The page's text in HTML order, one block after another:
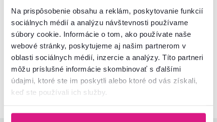
Na prispôsobenie obsahu a reklám, poskytovanie funkcií
sociálnych médií a analýzu návštevnosti používame
súbory cookie. Informácie o tom, ako používate naše
webové stránky, poskytujeme aj našim partnerom v
oblasti sociálnych médií, inzercie a analýzy. Títo partneri
môžu príslušné informácie skombinovať s ďalšími
údajmi, ktoré ste im poskytli alebo ktoré od vás získali,
keď ste používali ich služby.
Nenašli ste požadované informácie?
Kontaktujte nás a my vám radi poradíme
02/ 40 100 100 Spustiť chat